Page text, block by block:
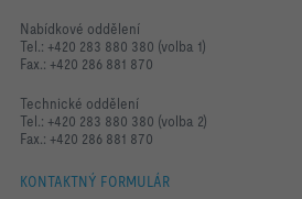
Nabídkové oddělení
Tel.: +420 283 880 380 (volba 1)
Fax.: +420 286 881 870
Technické oddělení
Tel.: +420 283 880 380 (volba 2)
Fax.: +420 286 881 870
KONTAKTNÝ FORMULÁR